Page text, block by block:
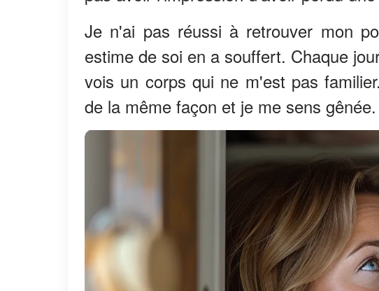
Je n'ai pas réussi à retrouver mon
estime de soi en a souffert. Chaque
vois un corps qui ne m'est pas
de la même façon et je me sens gênée.